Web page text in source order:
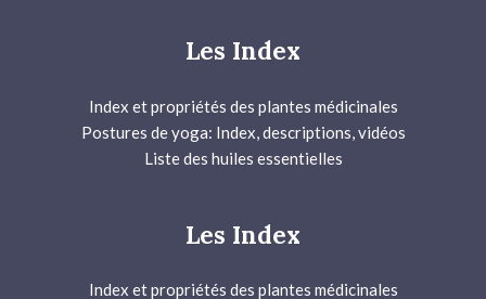
Les Index
Index et propriétés des plantes médicinales
Postures de yoga: Index, descriptions, vidéos
Liste des huiles essentielles
Les Index
Index et propriétés des plantes médicinales